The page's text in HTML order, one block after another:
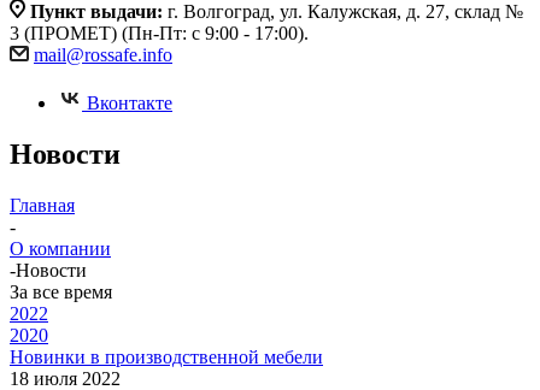
Пункт выдачи: г. Волгоград, ул. Калужская, д. 27, склад №
3 (ПРОМЕТ) (Пн-Пт: с 9:00 - 17:00).
mail@rossafe.info
Вконтакте
Новости
Главная
-
О компании
-Новости
За все время
2022
2020
Новинки в производственной мебели
18 июля 2022